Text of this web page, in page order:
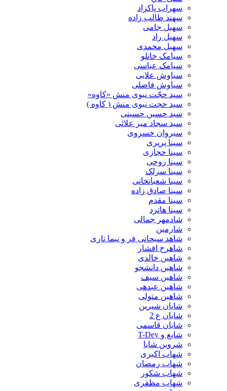
سهراب پاکزاد
سهند طالب زاده
سهیل جامی
سهیل راد
سهیل محمدی
سیامک خانلو
سیامک عباسی
سیاوش علایی
سیاوش فاضلی
سید حجّت نبوی منش «کاوه»
سید حجت نبوی منش ( کاوه )
سید حسین حسینى
سید سجاد میر علائی
سیروان خسروی
سینا پرپری
سینا حجازی
سینا روحی
سینا سرلک
سینا شعبانخانی
سینا صادق زاده
سینا مقدم
سینا هاترد
شادمهر جمالی
شارمین
شاهد سبحانی فر و نیما تاری
شاهرخ افشار
شاهین خالدی
شاهین دانشجو
شاهین سیف
شاهین عبدهی
شاهین متولی
شایان شیرین
شایان ع 2
شایان قاسمی
شایع و T-Dey
شروین شایا
شهاب اکبری
شهاب رمضان
شهاب شکور
شهاب مظفری